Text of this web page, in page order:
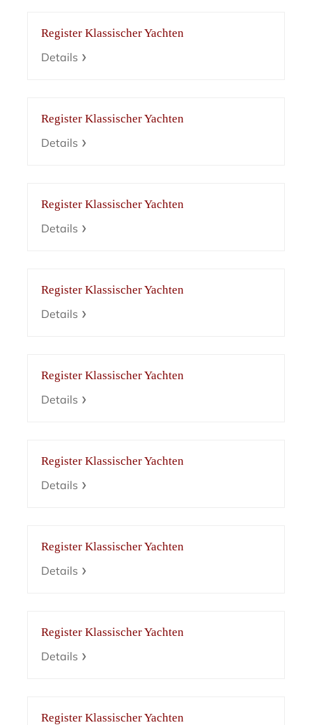
Register Klassischer Yachten
Details
Register Klassischer Yachten
Details
Register Klassischer Yachten
Details
Register Klassischer Yachten
Details
Register Klassischer Yachten
Details
Register Klassischer Yachten
Details
Register Klassischer Yachten
Details
Register Klassischer Yachten
Details
Register Klassischer Yachten